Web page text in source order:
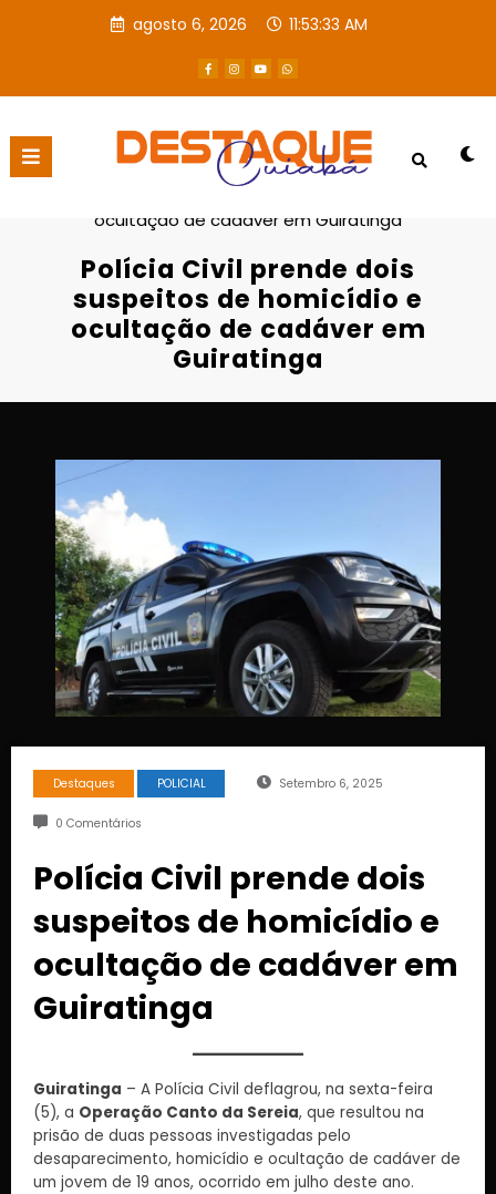
agosto 6, 2026 11:53:34 AM
Página inicial
Destaques
ocultação de cadáver em Guiratinga
Polícia Civil prende dois
suspeitos de homicídio e
ocultação de cadáver em
Guiratinga
Destaques POLICIAL Setembro 6, 2025
0 Comentários
Polícia Civil prende dois
suspeitos de homicídio e
ocultação de cadáver em
Guiratinga
Guiratinga – A Polícia Civil deflagrou, na sexta-feira
(5), a Operação Canto da Sereia, que resultou na
prisão de duas pessoas investigadas pelo
desaparecimento, homicídio e ocultação de cadáver de
um jovem de 19 anos, ocorrido em julho deste ano.